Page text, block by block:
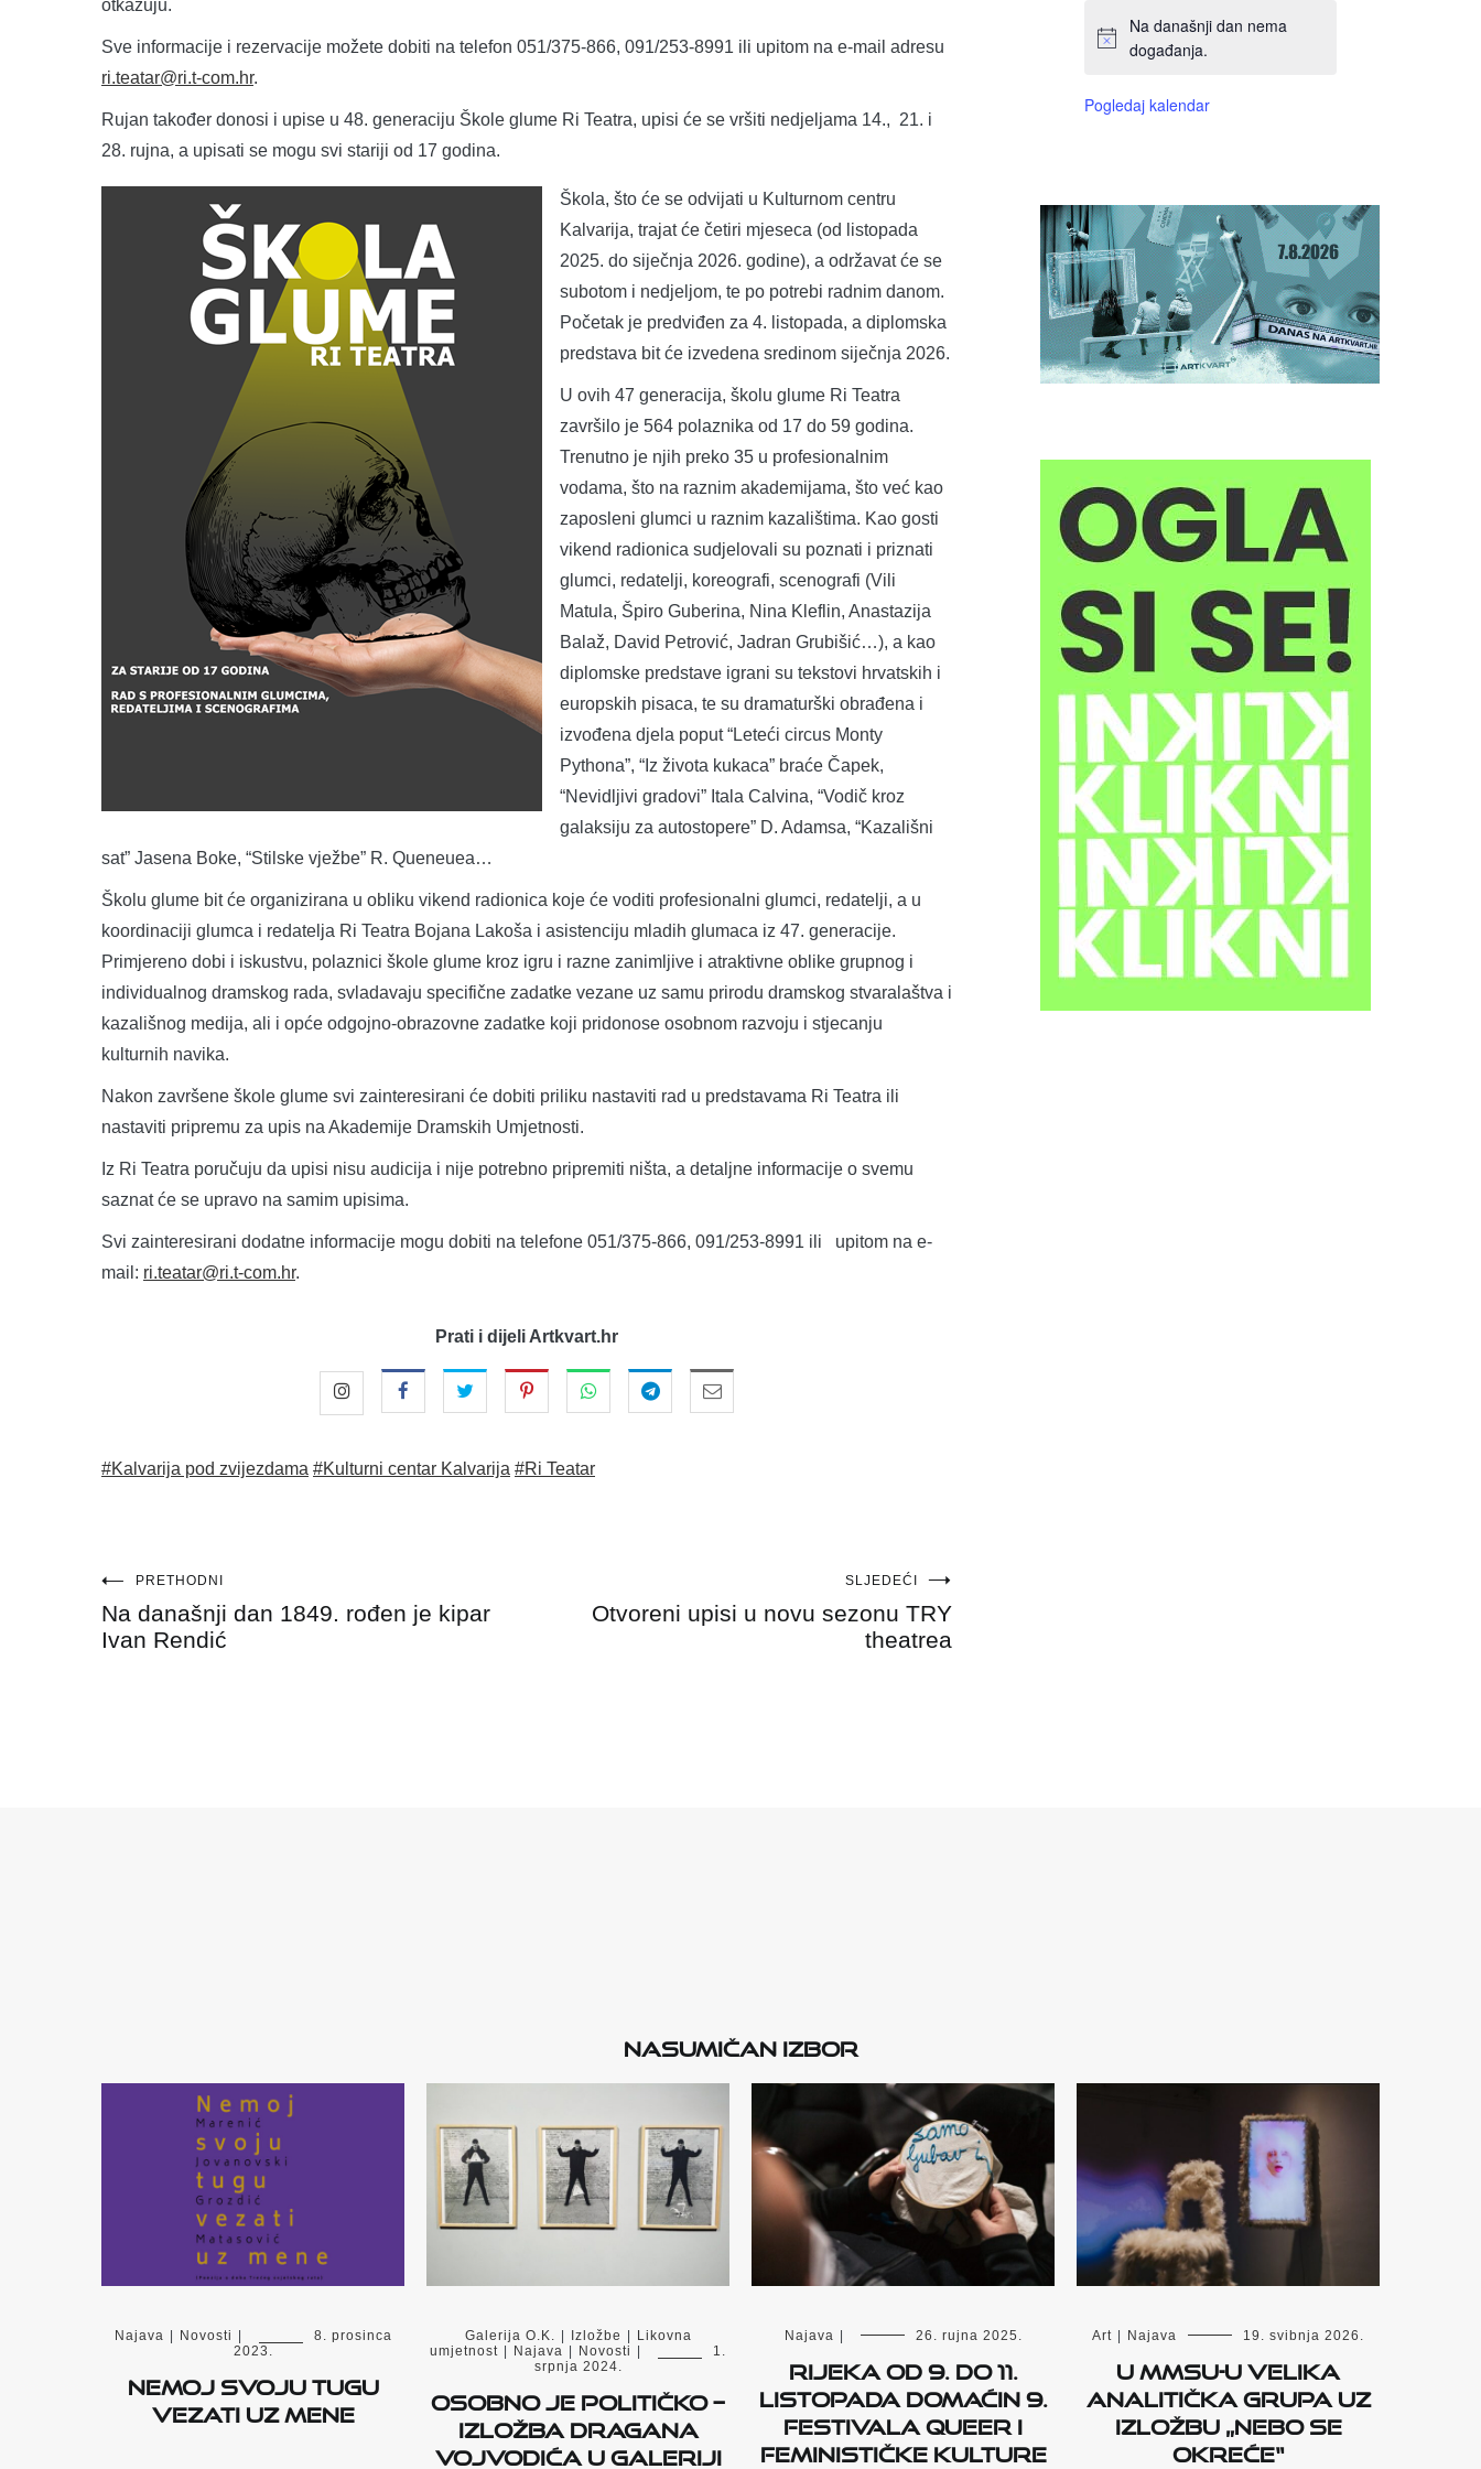
otkazuju.
Sve informacije i rezervacije možete dobiti na telefon 051/375-866, 091/253-8991 ili upitom na e-mail adresu
ri.teatar@ri.t-com.hr.
Rujan također donosi i upise u 48. generaciju Škole glume Ri Teatra, upisi će se vršiti nedjeljama 14., 21. i
28. rujna, a upisati se mogu svi stariji od 17 godina.
Škola, što će se odvijati u Kulturnom centru
Kalvarija, trajat će četiri mjeseca (od listopada
2025. do siječnja 2026. godine), a održavat će se
subotom i nedjeljom, te po potrebi radnim danom.
Početak je predviđen za 4. listopada, a diplomska
predstava bit će izvedena sredinom siječnja 2026.
U ovih 47 generacija, školu glume Ri Teatra
završilo je 564 polaznika od 17 do 59 godina.
Trenutno je njih preko 35 u profesionalnim
vodama, što na raznim akademijama, što već kao
zaposleni glumci u raznim kazalištima. Kao gosti
vikend radionica sudjelovali su poznati i priznati
glumci, redatelji, koreografi, scenografi (Vili
Matula, Špiro Guberina, Nina Kleflin, Anastazija
Balaž, David Petrović, Jadran Grubišić…), a kao
diplomske predstave igrani su tekstovi hrvatskih i
europskih pisaca, te su dramaturški obrađena i
izvođena djela poput “Leteći circus Monty
Pythona”, “Iz života kukaca” braće Čapek,
“Nevidljivi gradovi” Itala Calvina, “Vodič kroz
galaksiju za autostopere” D. Adamsa, “Kazališni
sat” Jasena Boke, “Stilske vježbe” R. Queneuea…
Školu glume bit će organizirana u obliku vikend radionica koje će voditi profesionalni glumci, redatelji, a u
koordinaciji glumca i redatelja Ri Teatra Bojana Lakoša i asistenciju mladih glumaca iz 47. generacije.
Primjereno dobi i iskustvu, polaznici škole glume kroz igru i razne zanimljive i atraktivne oblike grupnog i
individualnog dramskog rada, svladavaju specifične zadatke vezane uz samu prirodu dramskog stvaralaštva i
kazališnog medija, ali i opće odgojno-obrazovne zadatke koji pridonose osobnom razvoju i stjecanju
kulturnih navika.
Nakon završene škole glume svi zainteresirani će dobiti priliku nastaviti rad u predstavama Ri Teatra ili
nastaviti pripremu za upis na Akademije Dramskih Umjetnosti.
Iz Ri Teatra poručuju da upisi nisu audicija i nije potrebno pripremiti ništa, a detaljne informacije o svemu
saznat će se upravo na samim upisima.
Svi zainteresirani dodatne informacije mogu dobiti na telefone 051/375-866, 091/253-8991 ili upitom na e-
mail: ri.teatar@ri.t-com.hr.
Prati i dijeli Artkvart.hr
#Kalvarija pod zvijezdama #Kulturni centar Kalvarija #Ri Teatar
Navigacija
objava
PRETHODNI
Na današnji dan 1849. rođen je kipar
Ivan Rendić
SLJEDEĆI
Otvoreni upisi u novu sezonu TRY
theatrea
Na današnji dan nema
događanja.
Pogledaj kalendar
Nasumičan izbor
Najava | Novosti |
8. prosinca
2023.
Nemoj svoju tugu
vezati uz mene
Galerija O.K. | Izložbe | Likovna
umjetnost | Najava | Novosti |
1.
srpnja 2024.
Osobno je političko –
izložba Dragana
Vojvodića u Galeriji
Najava | 26. rujna 2025.
Rijeka od 9. do 11.
listopada domaćin 9.
Festivala queer i
feminističke kulture
Art | Najava 19. svibnja 2026.
U MMSU-u Velika
analitička grupa uz
izložbu „Nebo se
okreće“